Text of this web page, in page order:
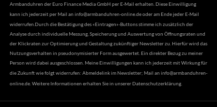
Armbanduhren der Euro Finance Media GmbH per E-Mail erhalten. Diese Einwilligung
kann ich jederzeit per Mail an info@armbanduhren-online.deoder am Ende jeder E-Mail
widerrufen.Durch die Bestätigung des «Eintragen»-Buttons stimme ich zusätzlich der
Analyse durch individuelle Messung, Speicherung und Auswertung von Öffnungsraten und
der Klickraten zur Optimierung und Gestaltung zukünftiger Newsletter zu. Hierfür wird das
Nutzungsverhalten in pseudonymisierter Form ausgewertet. Ein direkter Bezug zu meiner
Person wird dabei ausgeschlossen. Meine Einwilligungen kann ich jederzeit mit Wirkung für
die Zukunft wie folgt widerrufen: Abmeldelink im Newsletter; Mail an info@armbanduhren-
online.de . Weitere Informationen erhalten Sie in unserer Datenschutzerklärung